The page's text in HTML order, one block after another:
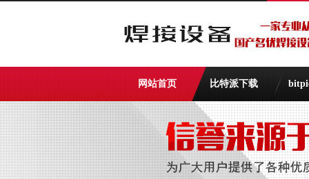
网站首页 比特派下载